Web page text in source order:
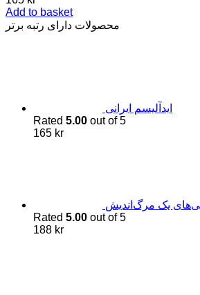
Add to basket
محصولات دارای رتبه برتر
اید‌آلیسم ایرانی
Rated 5.00 out of 5
165 kr
یک مرگ‌اندیش
Rated 5.00 out of 5
188 kr